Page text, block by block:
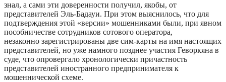
знал, а сами эти доверенности получил, якобы, от
представителей Эль-Бадауи. При этом выяснилось, что для
подтверждения этой «версии» мошенниками были, при явном
пособничестве сотрудников сотового оператора,
незаконно зарегистрированы две сим-карты на имя настоящих
представителей, но уже намного позднее участия Геворкяна в
суде, что опровергало хронологически причастность
представителей иностранного предпринимателя к
мошеннической схеме.